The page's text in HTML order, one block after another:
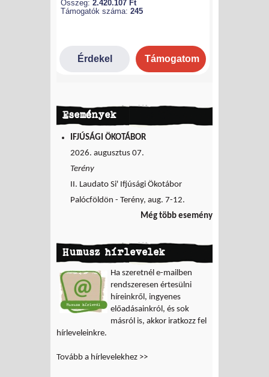
Események
IFJÚSÁGI ÖKOTÁBOR
2026. augusztus 07.
Terény
II. Laudato Si' Ifjúsági Ökotábor
Palócföldön - Terény, aug. 7-12.
Még több esemény
Humusz hírlevelek
Ha szeretnél e-mailben
rendszeresen értesülni
híreinkről, ingyenes
előadásainkról, és sok
másról is, akkor iratkozz fel
hírleveleinkre.
Tovább a hírlevelekhez >>